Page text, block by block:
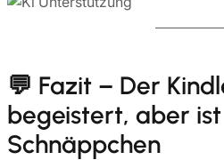
💬 Fazit – Der
begeistert, aber
Schnäppchen